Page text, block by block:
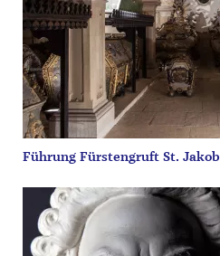
Führung Fürstengruft St. Jakob